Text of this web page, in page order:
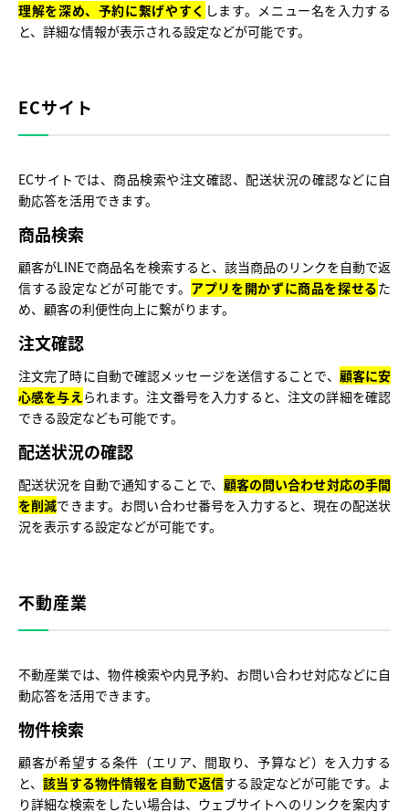
理解を深め、予約に繋げやすく します。メニュー名を入力する
と、詳細な情報が表示される設定などが可能です。
ECサイト
ECサイトでは、商品検索や注文確認、配送状況の確認などに自
動応答を活用できます。
商品検索
顧客がLINEで商品名を検索すると、該当商品のリンクを自動で返
信する設定などが可能です。 アプリを開かずに商品を探せるた
め、顧客の利便性向上に繋がります。
注文確認
注文完了時に自動で確認メッセージを送信することで、 顧客に安
心感を与えられます。注文番号を入力すると、注文の詳細を確認
できる設定なども可能です。
配送状況の確認
配送状況を自動で通知することで、 顧客の問い合わせ対応の手間
を削減できます。お問い合わせ番号を入力すると、現在の配送状
況を表示する設定などが可能です。
不動産業
不動産業では、物件検索や内見予約、お問い合わせ対応などに自
動応答を活用できます。
物件検索
顧客が希望する条件（エリア、間取り、予算など）を入力する
と、該当する物件情報を自動で返信する設定などが可能です。よ
り詳細な検索をしたい場合は、ウェブサイトへのリンクを案内す